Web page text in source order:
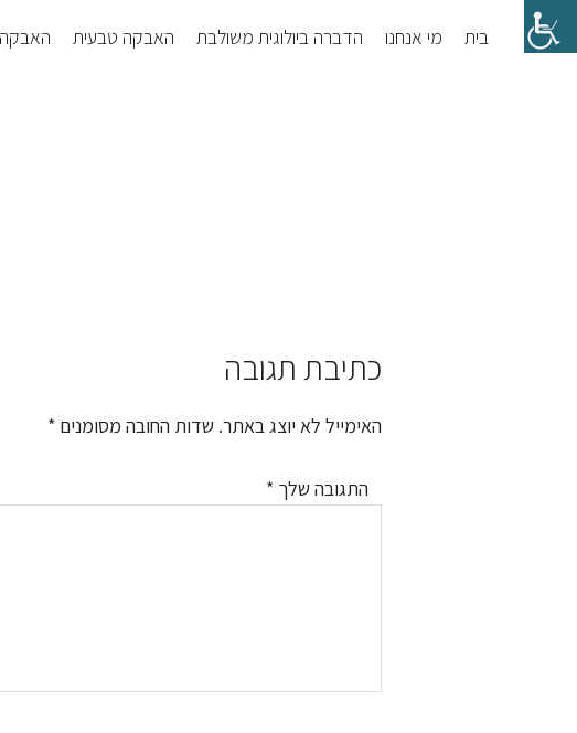
Skip
to
Skip
to
בית מי אנחנו הדברה ביולוגית משולבת האבקה טבעית
Reader
Interactions
כתיבת תגובה
האימייל לא יוצג באתר. שדות החובה מסומנים *
התגובה שלך *